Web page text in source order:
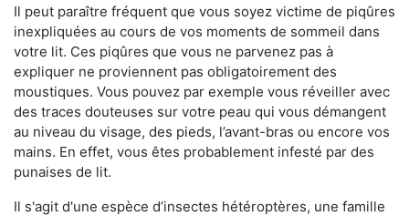
Il peut paraître fréquent que vous soyez victime de piqûres
inexpliquées au cours de vos moments de sommeil dans
votre lit. Ces piqûres que vous ne parvenez pas à
expliquer ne proviennent pas obligatoirement des
moustiques. Vous pouvez par exemple vous réveiller avec
des traces douteuses sur votre peau qui vous démangent
au niveau du visage, des pieds, l’avant-bras ou encore vos
mains. En effet, vous êtes probablement infesté par des
punaises de lit.
Il s'agit d'une espèce d’insectes hétéroptères, une famille